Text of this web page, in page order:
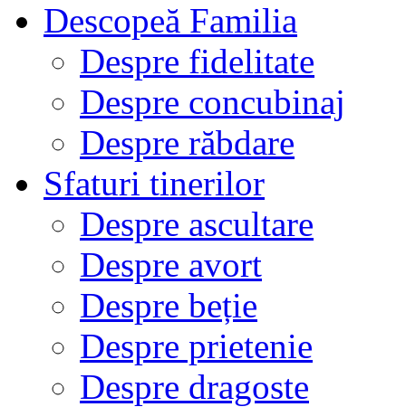
Descopeă Familia
Despre fidelitate
Despre concubinaj
Despre răbdare
Sfaturi tinerilor
Despre ascultare
Despre avort
Despre beție
Despre prietenie
Despre dragoste